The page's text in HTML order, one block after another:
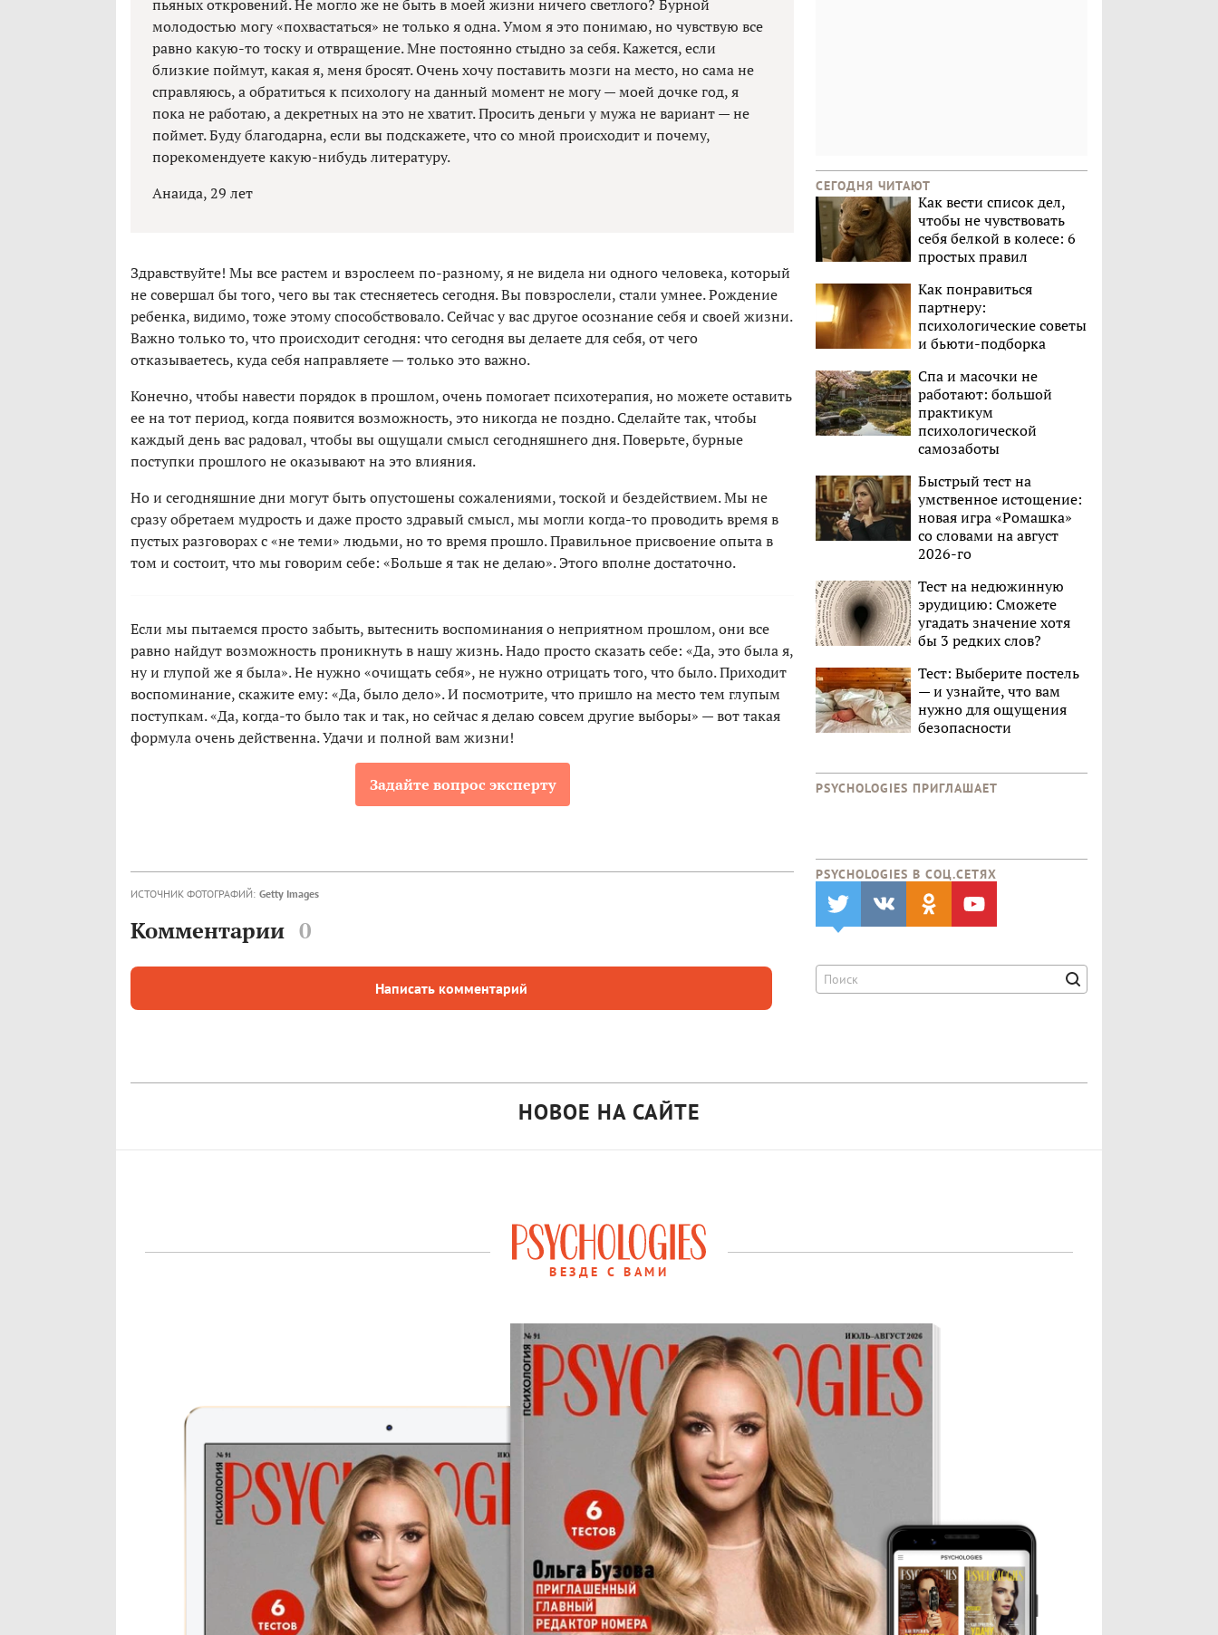
пьяных откровений. Не могло же не быть в моей жизни ничего светлого? Бурной
молодостью могу «похвастаться» не только я одна. Умом я это понимаю, но чувствую все
равно какую-то тоску и отвращение. Мне постоянно стыдно за себя. Кажется, если
близкие поймут, какая я, меня бросят. Очень хочу поставить мозги на место, но сама не
справляюсь, а обратиться к психологу на данный момент не могу — моей дочке год, я
пока не работаю, а декретных на это не хватит. Просить деньги у мужа не вариант — не
поймет. Буду благодарна, если вы подскажете, что со мной происходит и почему,
порекомендуете какую-нибудь литературу.
Анаида, 29 лет
Здравствуйте! Мы все растем и взрослеем по-разному, я не видела ни одного человека, который
не совершал бы того, чего вы так стесняетесь сегодня. Вы повзрослели, стали умнее. Рождение
ребенка, видимо, тоже этому способствовало. Сейчас у вас другое осознание себя и своей жизни.
Важно только то, что происходит сегодня: что сегодня вы делаете для себя, от чего
отказываетесь, куда себя направляете — только это важно.
Конечно, чтобы навести порядок в прошлом, очень помогает психотерапия, но можете оставить
ее на тот период, когда появится возможность, это никогда не поздно. Сделайте так, чтобы
каждый день вас радовал, чтобы вы ощущали смысл сегодняшнего дня. Поверьте, бурные
поступки прошлого не оказывают на это влияния.
Но и сегодняшние дни могут быть опустошены сожалениями, тоской и бездействием. Мы не
сразу обретаем мудрость и даже просто здравый смысл, мы могли когда-то проводить время в
пустых разговорах с «не теми» людьми, но то время прошло. Правильное присвоение опыта в
том и состоит, что мы говорим себе: «Больше я так не делаю». Этого вполне достаточно.
Если мы пытаемся просто забыть, вытеснить воспоминания о неприятном прошлом, они все
равно найдут возможность проникнуть в нашу жизнь. Надо просто сказать себе: «Да, это была я,
ну и глупой же я была». Не нужно «очищать себя», не нужно отрицать того, что было. Приходит
воспоминание, скажите ему: «Да, было дело». И посмотрите, что пришло на место тем глупым
поступкам. «Да, когда-то было так и так, но сейчас я делаю совсем другие выборы» — вот такая
формула очень действенна. Удачи и полной вам жизни!
Задайте вопрос эксперту
ИСТОЧНИК ФОТОГРАФИЙ: Getty Images
Комментарии 0
Написать комментарий
СЕГОДНЯ ЧИТАЮТ
Как вести список дел,
чтобы не чувствовать
себя белкой в колесе: 6
простых правил
Как понравиться
партнеру:
психологические советы
и бьюти-подборка
Спа и масочки не
работают: большой
практикум
психологической
самозаботы
Быстрый тест на
умственное истощение:
новая игра «Ромашка»
со словами на август
2026-го
Тест на недюжинную
эрудицию: Сможете
угадать значение хотя
бы 3 редких слов?
Тест: Выберите постель
— и узнайте, что вам
нужно для ощущения
безопасности
PSYCHOLOGIES ПРИГЛАШАЕТ
PSYCHOLOGIES В CОЦ.СЕТЯХ
НОВОЕ НА САЙТЕ
ВЕЗДЕ С ВАМИ